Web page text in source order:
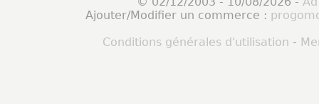
Ajouter/Modifier un commerce :
Conditions générales d'utilisation -